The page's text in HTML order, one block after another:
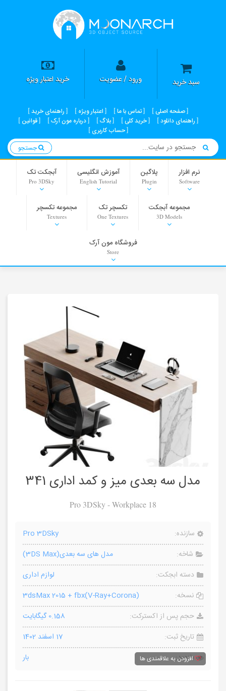
سبد خرید ورود / عضویت خرید اعتبار ویژه
صفحه اصلی تماس با ما اعتبار ویژه
راهنمای خرید
راهنمای دانلود
خرید کلی بلاگ درباره مون آرک
قوانین
حساب کاربری
نرم افزار
Software
پلاگین
Plugin
آموزش انگلیسی
English Tutorial
آبجکت تک
Pro 3DSky
مجموعه آبجکت
3D Models
تکسچر تک
One Textures
مجموعه تکسچر
Textures
PNG-PSD
فروشگاه مون آرک
Store
مدل سه بعدی میز و کمد اداری 341
Pro 3DSky - Workplace 18
سازنده:
Pro 3DSky
شاخه:
مدل های سه بعدی(3DS Max)
دسته ابجکت:
لوازم اداری
نسخه:
3dsMax 2015 + fbx(V-Ray+Corona)
حجم پس از اکسترکت:
0.158 گیگابایت
تاریخ ثبت:
17 اسفند 1402
بازدید:
بار افزودن به علاقمندی ها